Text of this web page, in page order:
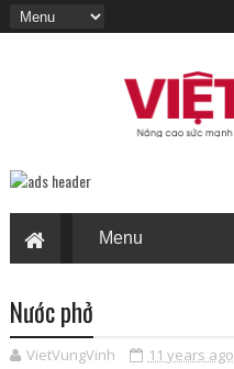
Nước phở
VietVungVinh 11 years ago